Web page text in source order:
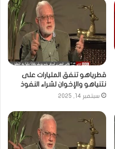
قطرياهو تنفق المليارات على
نتنياهو والإخوان لشراء النفوذ
سبتمبر 14, 2025